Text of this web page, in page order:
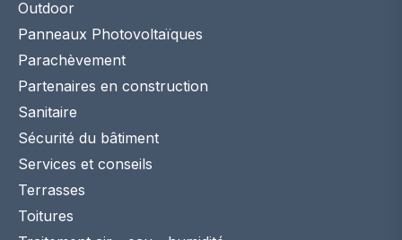
Outdoor
Panneaux Photovoltaïques
Parachèvement
Partenaires en construction
Sanitaire
Sécurité du bâtiment
Services et conseils
Terrasses
Toitures